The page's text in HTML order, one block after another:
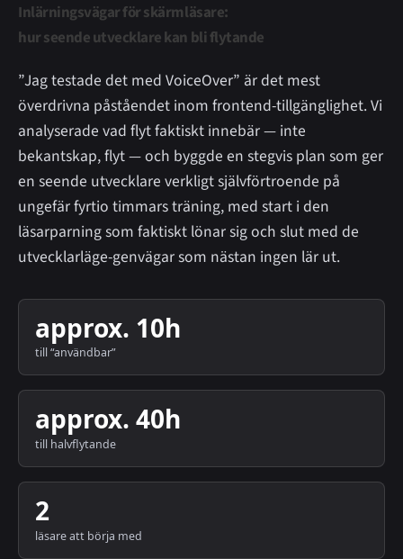
Inlärningsvägar för skärmläsare:
hur seende utvecklare kan bli flytande
”Jag testade det med VoiceOver” är det mest
överdrivna påståendet inom frontend-tillgänglighet. Vi
analyserade vad flyt faktiskt innebär — inte
bekantskap, flyt — och byggde en stegvis plan som ger
en seende utvecklare verkligt självförtroende på
ungefär fyrtio timmars träning, med start i den
läsarparning som faktiskt lönar sig och slut med de
utvecklarläge-genvägar som nästan ingen lär ut.
approx. 10h
till “användbar”
approx. 40h
till halvflytande
2
läsare att börja med